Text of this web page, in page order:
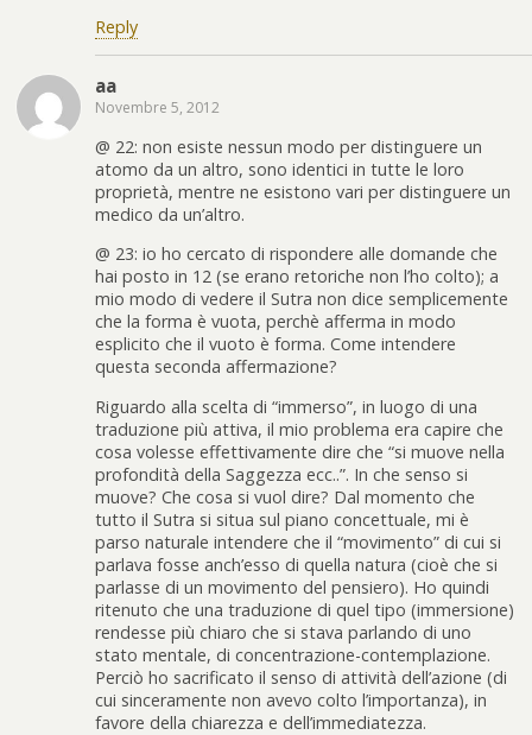
Reply
aa
Novembre 5, 2012
@ 22: non esiste nessun modo per distinguere un
atomo da un altro, sono identici in tutte le loro
proprietà, mentre ne esistono vari per distinguere un
medico da un’altro.
@ 23: io ho cercato di rispondere alle domande che
hai posto in 12 (se erano retoriche non l’ho colto); a
mio modo di vedere il Sutra non dice semplicemente
che la forma è vuota, perchè afferma in modo
esplicito che il vuoto è forma. Come intendere
questa seconda affermazione?
Riguardo alla scelta di “immerso”, in luogo di una
traduzione più attiva, il mio problema era capire che
cosa volesse effettivamente dire che “si muove nella
profondità della Saggezza ecc..”. In che senso si
muove? Che cosa si vuol dire? Dal momento che
tutto il Sutra si situa sul piano concettuale, mi è
parso naturale intendere che il “movimento” di cui si
parlava fosse anch’esso di quella natura (cioè che si
parlasse di un movimento del pensiero). Ho quindi
ritenuto che una traduzione di quel tipo (immersione)
rendesse più chiaro che si stava parlando di uno
stato mentale, di concentrazione-contemplazione.
Perciò ho sacrificato il senso di attività dell’azione (di
cui sinceramente non avevo colto l’importanza), in
favore della chiarezza e dell’immediatezza.